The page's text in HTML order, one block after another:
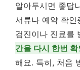
알아두시면 좋답
서류나 예약 확인
검진이나 진료를
간을 다시 한번
해요. 특히, 처음